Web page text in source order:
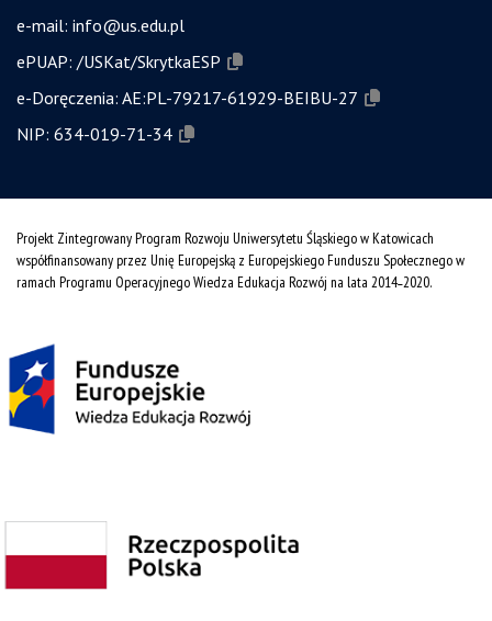
e-mail: info@us.edu.pl
ePUAP: /USKat/SkrytkaESP
e-Doręczenia: AE:PL-79217-61929-BEIBU-27
NIP: 634-019-71-34
Projekt Zintegrowany Program Rozwoju Uniwersytetu Śląskiego w Katowicach
współfinansowany przez Unię Europejską z Europejskiego Funduszu Społecznego w
ramach Programu Operacyjnego Wiedza Edukacja Rozwój na lata 2014˗2020.